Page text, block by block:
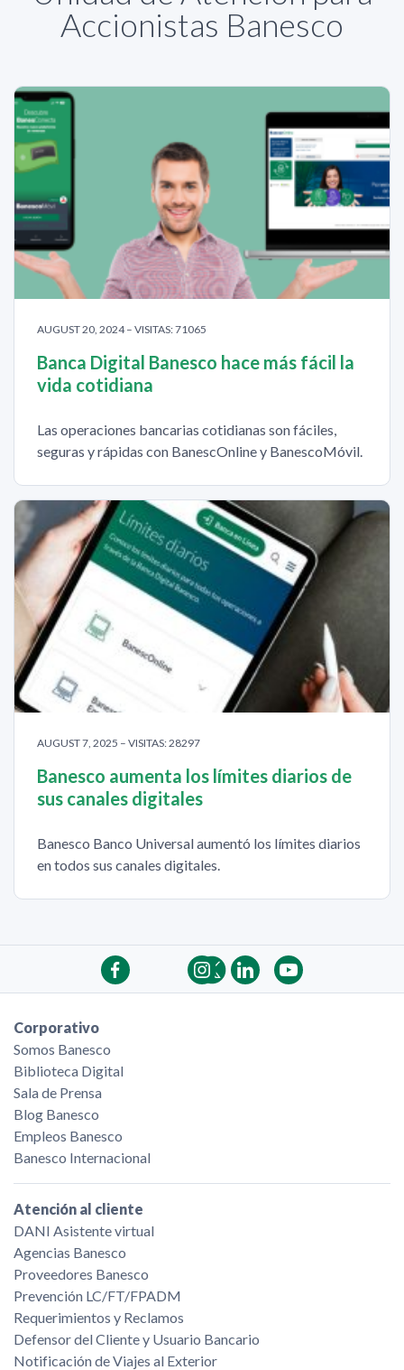
Accionistas Banesco
AUGUST 20, 2024 – VISITAS: 71065
Banca Digital Banesco hace más fácil la
vida cotidiana
Las operaciones bancarias cotidianas son fáciles,
seguras y rápidas con BanescOnline y BanescoMóvil.
AUGUST 7, 2025 – VISITAS: 28297
Banesco aumenta los límites diarios de
sus canales digitales
Banesco Banco Universal aumentó los límites diarios
en todos sus canales digitales.
Corporativo
Somos Banesco
Biblioteca Digital
Sala de Prensa
Blog Banesco
Empleos Banesco
Banesco Internacional
Atención al cliente
DANI Asistente virtual
Agencias Banesco
Proveedores Banesco
Prevención LC/FT/FPADM
Requerimientos y Reclamos
Defensor del Cliente y Usuario Bancario
Notificación de Viajes al Exterior